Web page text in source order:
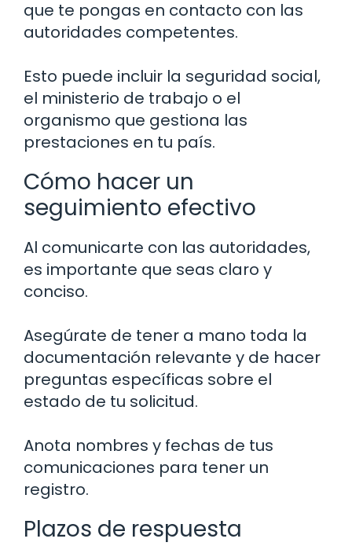
que te pongas en contacto con las
autoridades competentes.
Esto puede incluir la seguridad social,
el ministerio de trabajo o el
organismo que gestiona las
prestaciones en tu país.
Cómo hacer un
seguimiento efectivo
Al comunicarte con las autoridades,
es importante que seas claro y
conciso.
Asegúrate de tener a mano toda la
documentación relevante y de hacer
preguntas específicas sobre el
estado de tu solicitud.
Anota nombres y fechas de tus
comunicaciones para tener un
registro.
Plazos de respuesta